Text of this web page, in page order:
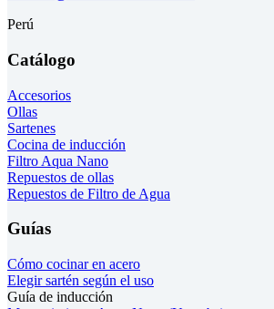
Perú
Catálogo
Accesorios
Ollas
Sartenes
Cocina de inducción
Filtro Aqua Nano
Repuestos de ollas
Repuestos de Filtro de Agua
Guías
Cómo cocinar en acero
Elegir sartén según el uso
Guía de inducción